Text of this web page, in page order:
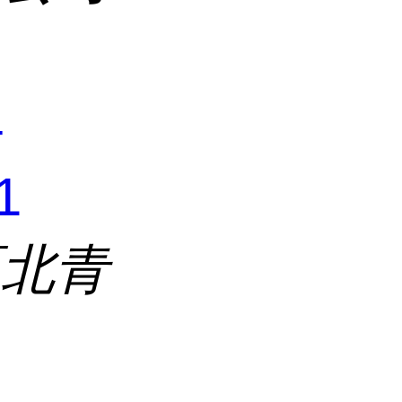
青